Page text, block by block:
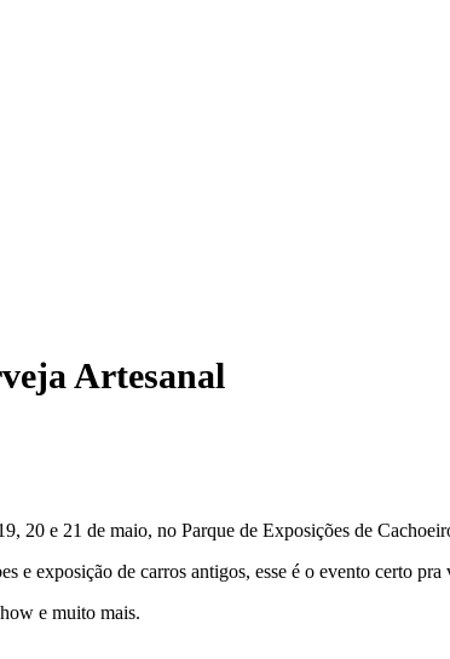
Artesanal
20 e 21 de maio, no Parque de Exposições de
e exposição de carros antigos, esse é o evento certo pra
e muito mais.